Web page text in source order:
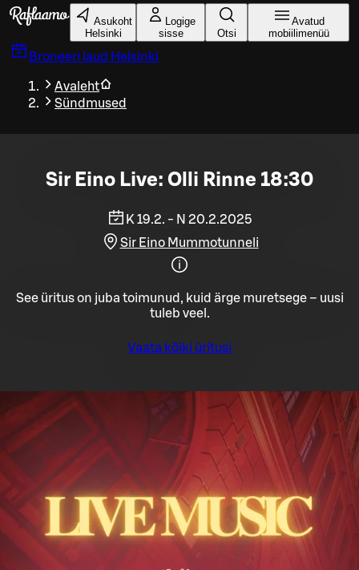
Liigu peamise sisu juurde
Asukoht
Helsinki
Logige
sisse
Otsi
Avatud
mobiilimenüü
Broneeri laud Helsinki
Avaleht
Sündmused
Sir Eino Live: Olli Rinne 18:30
K 19.2. - N 20.2.2025
Sir Eino Mummotunneli
See üritus on juba toimunud, kuid ärge muretsege – uusi
tuleb veel.
Vaata kõiki üritusi